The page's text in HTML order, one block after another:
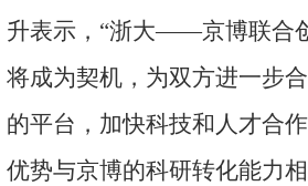
升表示，“浙大——京博联合
将成为契机，为双方进一步
的平台，加快科技和人才合
优势与京博的科研转化能力